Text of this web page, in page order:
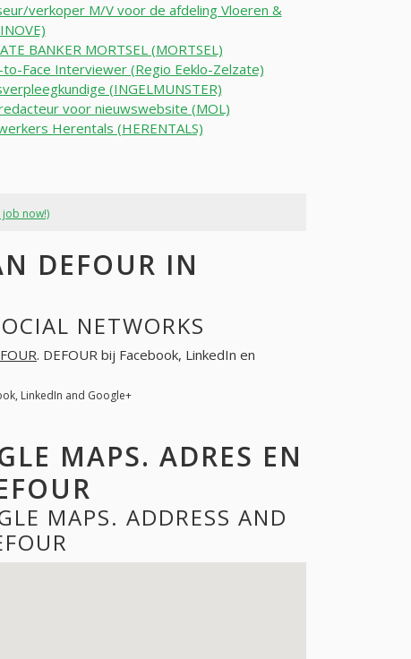
verkoper M/V voor de afdeling Vloeren &
BANKER MORTSEL (MORTSEL)
to-Face Interviewer (Regio Eeklo-Zelzate)
(INGELMUNSTER)
voor nieuwswebsite (MOL)
Herentals (HERENTALS)
job now!)
DEFOUR IN
NETWORKS
. DEFOUR bij Facebook, LinkedIn en
LinkedIn and Google+
MAPS. ADRES EN
MAPS. ADDRESS AND